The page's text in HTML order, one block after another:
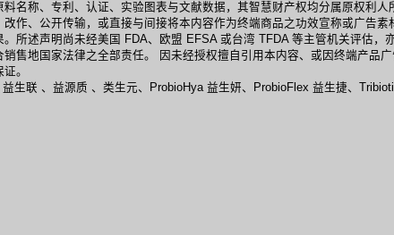
料名称、专利、认证、实验图表与文献数据，其智慧财产权均分属原权利
改作、公开传输，或直接与间接将本内容作为终端商品之功效宣称或广告
。所述声明尚未经美国 FDA、欧盟 EFSA 或台湾 TFDA 等主管机关评估
销售地国家法律之全部责任。 因未经授权擅自引用本内容、或因终端产品
。
生联 、益源质 、类生元、ProbioHya 益生妍、ProbioFlex 益生捷、